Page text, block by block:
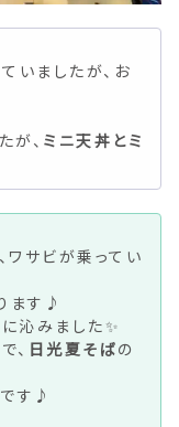
いましたが、お
が、 ミニ天丼とミ
ワサビが乗ってい
ます♪
沁みました✨
、 日光夏そばの
す♪